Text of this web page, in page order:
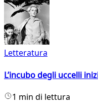
Letteratura
L’incubo degli uccelli
1 min di lettura